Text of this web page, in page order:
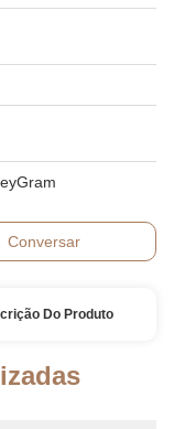
Conversar
Do Produto